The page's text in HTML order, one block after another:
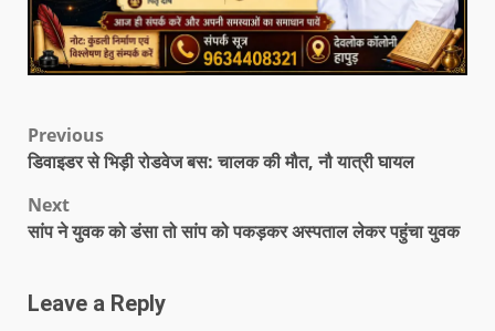
Previous
डिवाइडर से भिड़ी रोडवेज बस: चालक की मौत, नौ यात्री घायल
Next
सांप ने युवक को डंसा तो सांप को पकड़कर अस्पताल लेकर पहुंचा युवक
Leave a Reply